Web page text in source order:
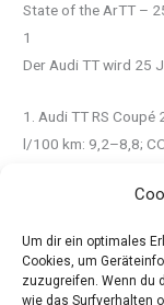
Um dir ein optimales
Cookies, um
zuzugreifen. Wenn du
wie das Surfverhalten
State of the ArTT –
1
Der Audi TT wird 25
1. Audi TT RS
l/100 km: 9,2–8,8;
Quelle: